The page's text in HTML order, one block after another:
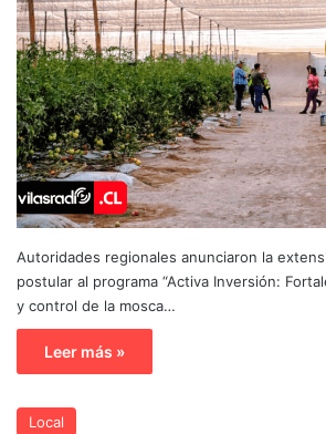
Autoridades regionales anunciaron la
postular al programa “Activa Inversión:
y control de la mosca…
Leer más »
Local